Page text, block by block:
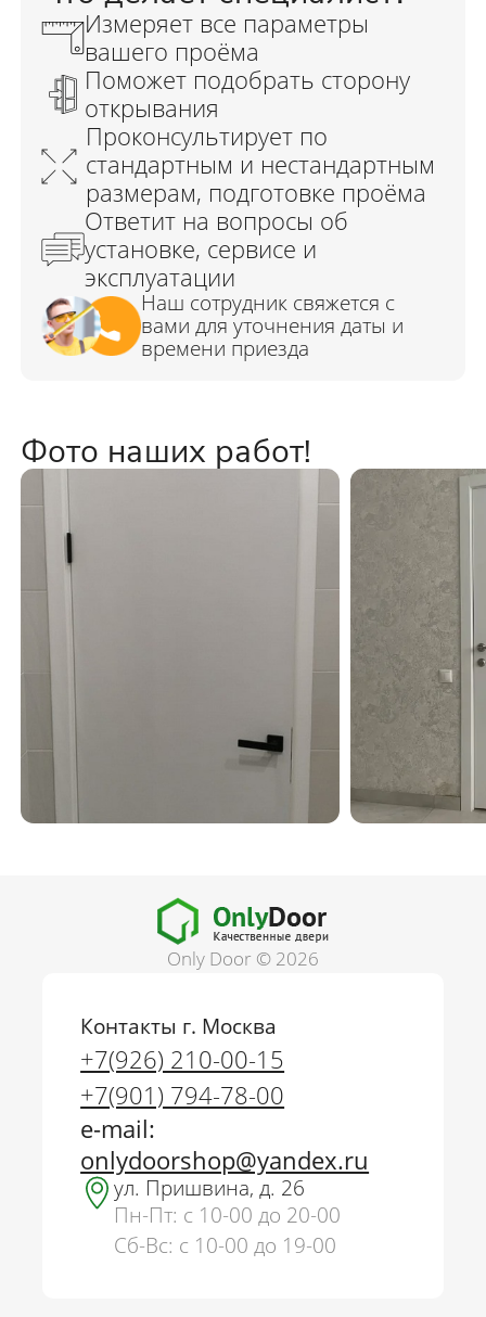
Фото наших работ!
Only Door © 2026
Контакты г. Москва
+7(926) 210-00-15
+7(901) 794-78-00
e-mail:
onlydoorshop@yandex.ru
ул. Пришвина, д. 26
Пн-Пт: с 10-00 до 20-00
Сб-Вс: с 10-00 до 19-00